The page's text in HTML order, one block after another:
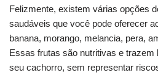
Felizmente, existem várias opções
saudáveis que você pode oferecer
banana, morango, melancia, pera,
Essas frutas são nutritivas e trazem
seu cachorro, sem representar